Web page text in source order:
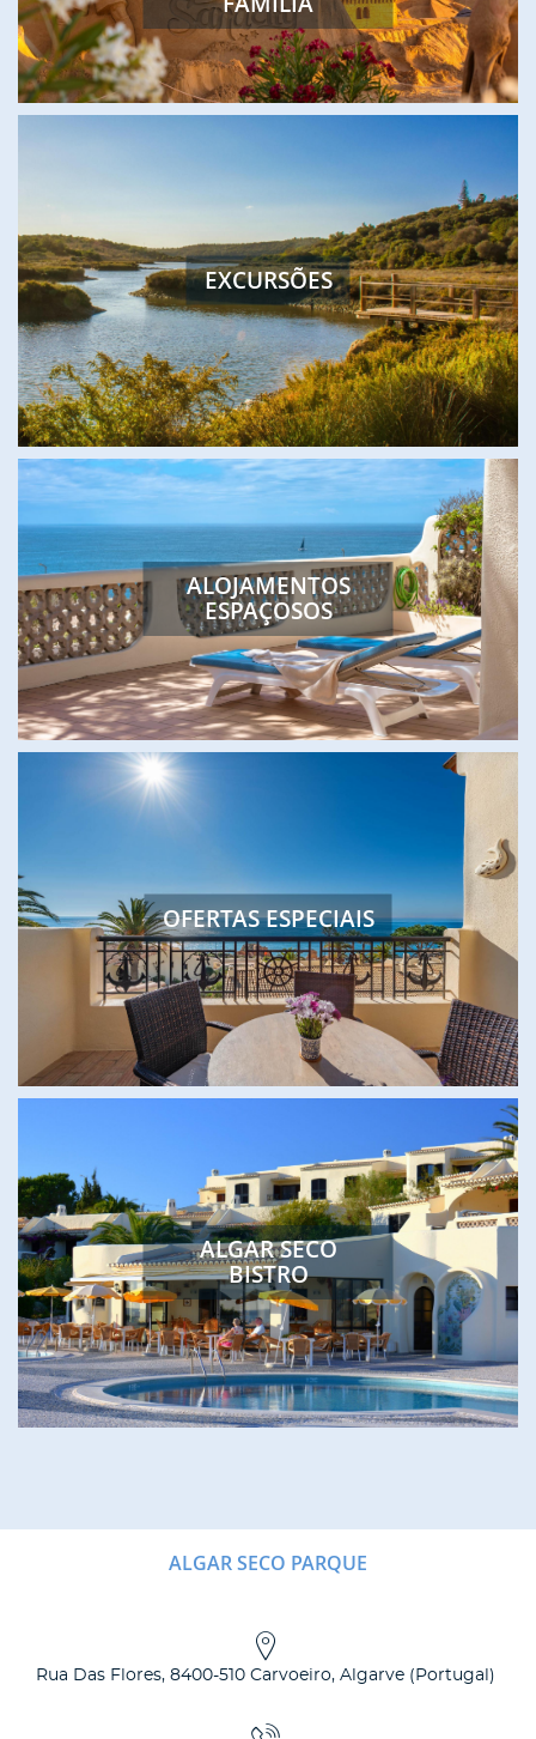
EXCURSÕES
ALOJAMENTOS
ESPAÇOSOS
OFERTAS ESPECIAIS
ALGAR SECO
BISTRO
ALGAR SECO PARQUE
Rua Das Flores, 8400-510 Carvoeiro, Algarve( Portugal )